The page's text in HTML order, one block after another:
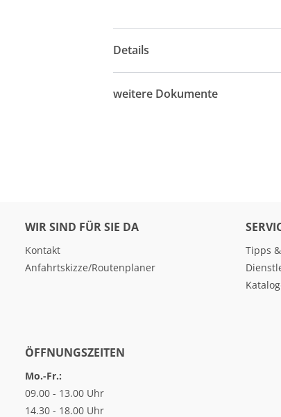
Details
weitere Dokumente
WIR SIND FÜR SIE DA
Kontakt
Anfahrtskizze/Routenplaner
Tipps
ÖFFNUNGSZEITEN
Mo.-Fr.:
09.00 - 13.00 Uhr
14.30 - 18.00 Uhr